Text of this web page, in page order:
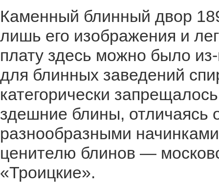
Каменный блинный двор
лишь его изображения и
плату здесь можно было
для блинных заведений
категорически
здешние блины, отличаясь
разнообразными
ценителю блинов —
«Троицкие».